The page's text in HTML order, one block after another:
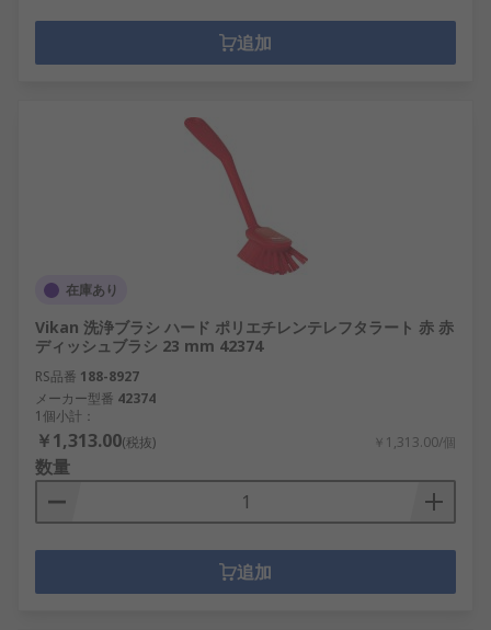
追加
在庫あり
Vikan 洗浄ブラシ ハード ポリエチレンテレフタラート 赤 赤
ディッシュブラシ 23 mm 42374
RS品番 188-8927
メーカー型番 42374
1個小計：
￥1,313.00(税抜) ￥1,313.00/個
数量
追加